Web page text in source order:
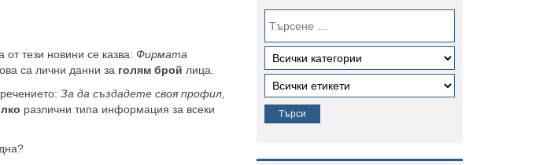
тези новини се казва: Фирмата
са лични данни за голям брой лица.
За да създадете своя профил,
различни типа информация за всеки